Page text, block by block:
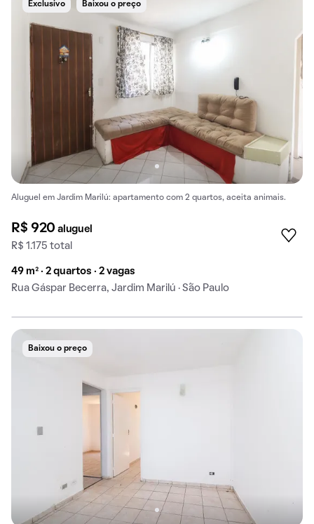
Exclusivo Baixou o preço
Aluguel em Jardim Marilú: apartamento com 2 quartos, aceita animais.
R$ 920aluguel
R$ 1.175 total
49 m² · 2 quartos · 2 vagas
Rua Gáspar Becerra, Jardim Marilú · São Paulo
Baixou o preço